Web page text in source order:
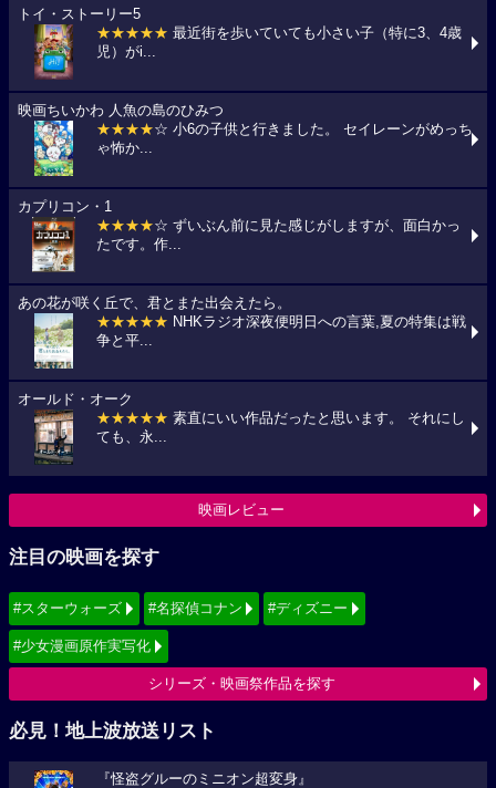
トイ・ストーリー5
★★★★★ 最近街を歩いていても小さい子（特に3、4歳
児）がi...
映画ちいかわ 人魚の島のひみつ
★★★★☆ 小6の子供と行きました。 セイレーンがめっち
ゃ怖か...
カプリコン・1
★★★★☆ ずいぶん前に見た感じがしますが、面白かっ
たです。作...
あの花が咲く丘で、君とまた出会えたら。
★★★★★ NHKラジオ深夜便明日への言葉,夏の特集は戦
争と平...
オールド・オーク
★★★★★ 素直にいい作品だったと思います。 それにし
ても、永...
映画レビュー
注目の映画を探す
#スターウォーズ #名探偵コナン #ディズニー
#少女漫画原作実写化
シリーズ・映画祭作品を探す
必見！地上波放送リスト
『怪盗グルーのミニオン超変身』